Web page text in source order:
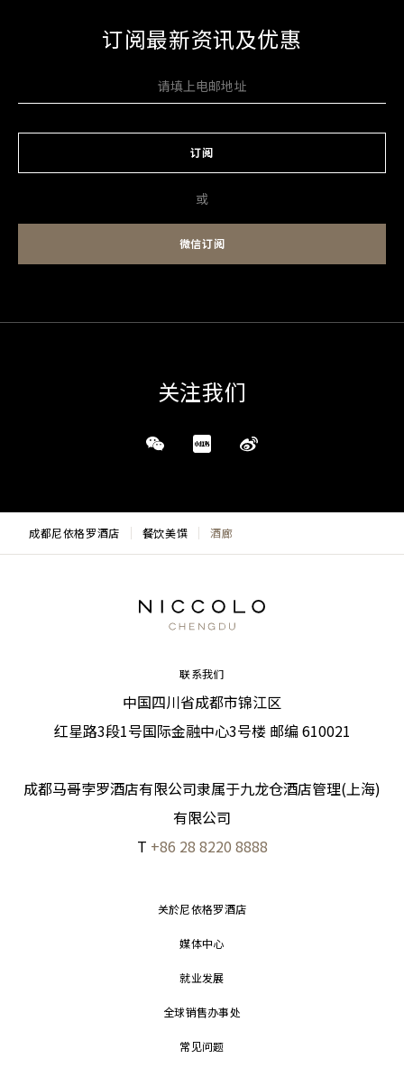
订阅最新资讯及优惠
订阅
或
微信订阅
关注我们
成都尼依格罗酒店 餐饮美馔 酒廊
联系我们
中国四川省成都市锦江区
红星路3段1号国际金融中心3号楼 邮编 610021
成都马哥孛罗酒店有限公司隶属于九龙仓酒店管理(上海)
有限公司
T +86 28 8220 8888
关於尼依格罗酒店
媒体中心
就业发展
全球销售办事处
常见问题